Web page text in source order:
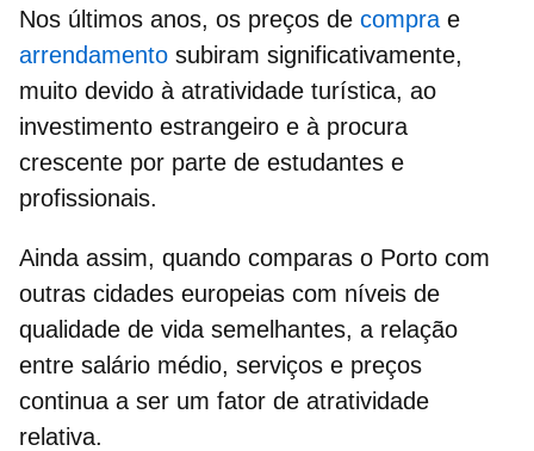
Nos últimos anos, os preços de compra e
arrendamento subiram significativamente,
muito devido à atratividade turística, ao
investimento estrangeiro e à procura
crescente por parte de estudantes e
profissionais.
Ainda assim, quando comparas o Porto com
outras cidades europeias com níveis de
qualidade de vida semelhantes, a relação
entre salário médio, serviços e preços
continua a ser um fator de atratividade
relativa.